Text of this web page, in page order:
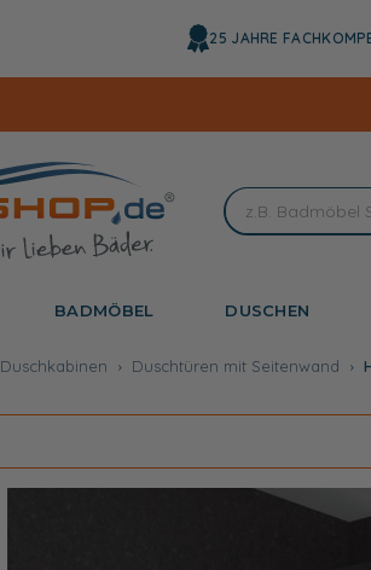
25 JAHRE
BADMÖBEL DUSCHEN
Duschkabinen Duschtüren mit Seitenwand